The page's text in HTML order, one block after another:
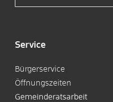
Service
Bürgerservice
Öffnungszeiten
Gemeinderatsarbeit